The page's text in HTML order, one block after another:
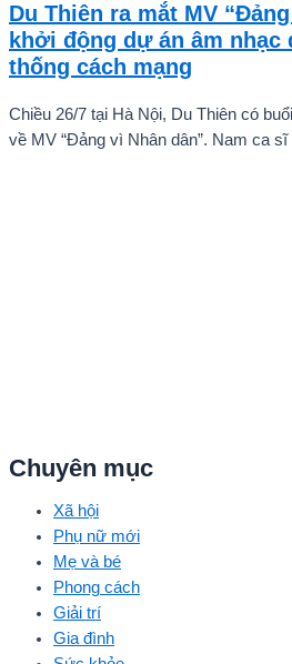
Du Thiên ra mắt MV
khởi động dự án âm nhạc
thống cách mạng
Chiều 26/7 tại Hà Nội, Du Thiên có
về MV “Đảng vì Nhân dân”. Nam ca
Chuyên mục
Xã hội
Phụ nữ mới
Mẹ và bé
Phong cách
Giải trí
Gia đình